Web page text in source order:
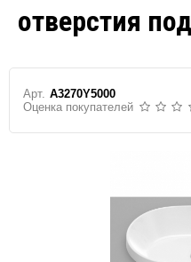
отверстия
Арт. A3270Y5000
Оценка покупателей